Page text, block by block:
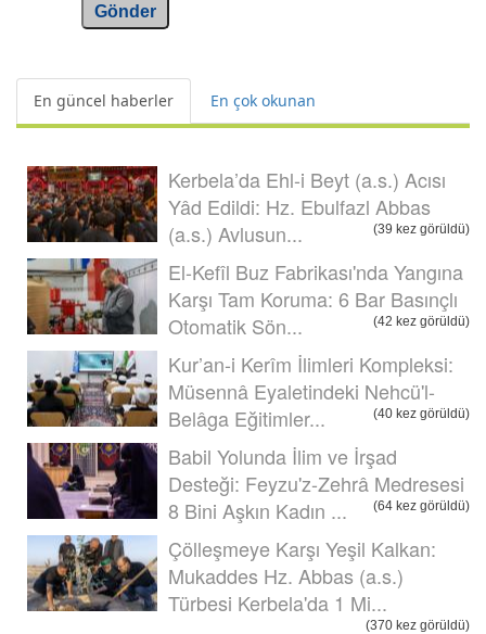
Gönder
En güncel haberler En çok okunan
Kerbela’da Ehl-i Beyt (a.s.) Acısı
Yâd Edildi: Hz. Ebulfazl Abbas
(a.s.) Avlusun...
(39 kez görüldü)
El-Kefîl Buz Fabrikası'nda Yangına
Karşı Tam Koruma: 6 Bar Basınçlı
Otomatik Sön...
(42 kez görüldü)
Kur’an-i Kerîm İlimleri Kompleksi:
Müsennâ Eyaletindeki Nehcü'l-
Belâga Eğitimler...
(40 kez görüldü)
Babil Yolunda İlim ve İrşad
Desteği: Feyzu'z-Zehrâ Medresesi
8 Bini Aşkın Kadın ...
(64 kez görüldü)
Çölleşmeye Karşı Yeşil Kalkan:
Mukaddes Hz. Abbas (a.s.)
Türbesi Kerbela'da 1 Mi...
(370 kez görüldü)